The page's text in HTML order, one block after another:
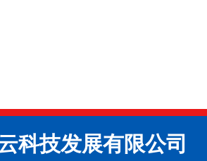
科技发展有限公司